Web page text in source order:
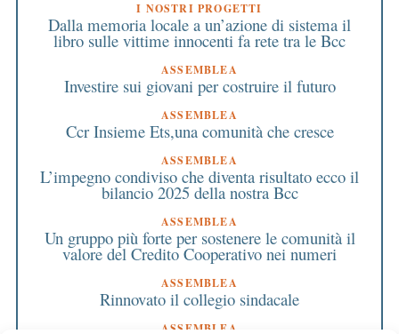
I NOSTRI PROGETTI
Dalla memoria locale a un’azione di sistema il
libro sulle vittime innocenti fa rete tra le Bcc
ASSEMBLEA
Investire sui giovani per costruire il futuro
ASSEMBLEA
Ccr Insieme Ets,una comunità che cresce
ASSEMBLEA
L’impegno condiviso che diventa risultato ecco il
bilancio 2025 della nostra Bcc
ASSEMBLEA
Un gruppo più forte per sostenere le comunità il
valore del Credito Cooperativo nei numeri
ASSEMBLEA
Rinnovato il collegio sindacale
ASSEMBLEA